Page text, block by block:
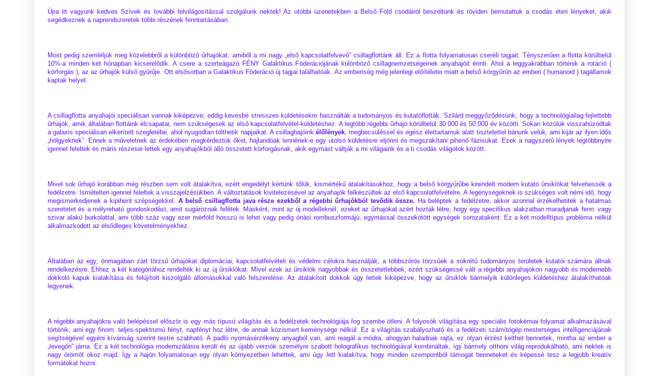
Újra itt vagyunk kedves Szívek és további felvilágosítással szolgálunk nektek! Az utóbbi üzenetekben a Belső Föld csodáiról beszéltünk és röviden bemutattuk a csodás éteri lényeket, akik
segédkeznek a naprendszeretek többi részének fenntartásában.
Most pedig szemléljük meg közelebbről a különböző űrhajókat, amiből a mi nagy „első kapcsolatfelvevő” csillagflottánk áll. Ez a flotta folyamatosan cseréli tagjait. Tényszerűen a flotta körülbelül
10%-a minden két hónapban kicserélődik. A csere a szerteágazó FÉNY Galaktikus Föderációjának különböző csillagnemzetségeinek anyahajóit érinti. Ahol a leggyakrabban történik a rotáció (
körforgás ), az az űrhajók külső gyűrűje. Ott elsősorban a Galaktikus Föderáció új tagjai találhatóak. Az emberiség még jelenlegi előítéletei miatt a belső körgyűrűn az emberi ( humanoid ) tagállamok
kaptak helyet.
A csillagflotta anyahajói speciálisan vannak kiképezve; eddig kevésbé stresszes küldetésekre használták a tudományos és kutatóflották. Szilárd meggyőződésünk, hogy a technológiailag fejlettebb
űrhajók, amik általában flottáink élcsapatai, nem szükségesek az első kapcsolatfelvétel-küldetéshez. A legtöbb régebbi űrhajó körülbelül 30.000 és 50.000 év közötti. Sokan közülük visszahúzódtak
a galaxis speciálisan elkerített szegletébe, ahol nyugodtan tölthetik napjaikat. A csillaghajóink élőlények, megbecsüléssel és egész élettartamuk alatt tisztelettel bánunk velük, ami kijár az ilyen idős
„hölgyeknek”. Ennek a műveletnek az érdekében megkérdeztük őket, hajlandóak lennének-e egy utolsó küldetésre eljönni és megszakítani pihenő fázisukat. Ezek a nagyszerű lények legtöbbnyire
igennel feleltek és máris részesei lettek egy anyahajókból álló összetett körforgásnak, akik egymást váltják a mi világaink és a ti csodás világotok között.
Mivel sok űrhajó korábban még részben sem volt átalakítva, ezért engedélyt kértünk tőlük, kismértékű átalakításukhoz, hogy a belső körgyűrűbe kirendelt modern kutató űrsiklókat felvehessék a
fedélzetre. Ismételten igennel feleltek a visszajelzésükben. A változtatások kivitelezésével az anyahajók felkészültek az első kapcsolatfelvételre. A legénységeknek is szükséges volt némi idő, hogy
megismerkedjenek a kipihent szépségekkel. A belső csillagflotta java része ezekből a régebbi űrhajókból tevődik össze. Ha beléptek a fedélzetre, akkor azonnal érzékelhetitek a hatalmas
szeretetet és a mélyreható gondoskodást, amit sugároznak felétek. Másként, mint az új modelleknél, ezeket az űrhajókat azért hozták létre, hogy egy specifikus alakzatban maradjanak fenn: vagy
szivar alakú burkolattal, ami több száz vagy ezer mérföld hosszú is lehet vagy pedig óriási rombuszformájú, egymással összekötött egységek sorozataként. Ez a két modelltípus probléma nélkül
alkalmazkodott az elsődleges követelményekhez.
Általában az egy, önmagában zárt törzsű űrhajókat diplomáciai, kapcsolatfelvételi és védelmi célokra használják, a többszörös törzsűek a sokrétű tudományos területek kutatói számára állnak
rendelkezésre. Ehhez a két kategóriához rendelték ki az új űrsiklókat. Mivel ezek az űrsiklók nagyobbak és összetettebbek, ezért szükségessé vált a régebbi anyahajókon nagyobb és modernebb
dokkoló kapuk kialakítása és felújított kiszolgáló állomásokkal való felszerelése. Az átalakított dokkok úgy lettek kiképezve, hogy az űrsiklók bármelyik különleges küldetéshez átalakíthatóak
legyenek.
A régebbi anyahajókra való belépéssel először is egy más típusú világítás és a fedélzetek technológiája fog szembe ötleni. A folyosók világítása egy speciális fotokémiai folyamat alkalmazásával
történik, ami egy finom, teljes-spektrumú fényt, napfényt hoz létre, de annak közismert keménysége nélkül. Ez a világítás szabályozható és a fedélzeti számítógép mesterséges intelligenciájának
segítségével egyéni kívánság szerint testre szabható. A padló nyomásérzékeny anyagból van, ami reagál a módra, ahogyan haladnak rajta, ez olyan érzést kelthet bennetek, mintha az ember a
„levegőn” járna. Ez a két technológia modernizálásra került és az újabb verziók személyre szabott holografikus technológiával kombináltak, így bármely otthoni világ reprodukálható, ami nektek is
nagy örömöt okoz majd. Így a hajón folyamatosan egy olyan környezetben lehettek, ami úgy lett kialakítva, hogy minden szempontból támogat benneteket és képessé tesz a legjobb kreatív
formátokat hozni.